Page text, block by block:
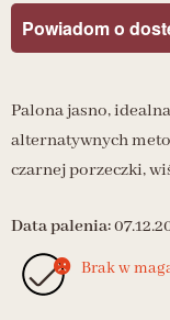
Powiadom o
Palona jasno,
alternatywnych
czarnej porzeczki,
Data palenia:07
Brak w